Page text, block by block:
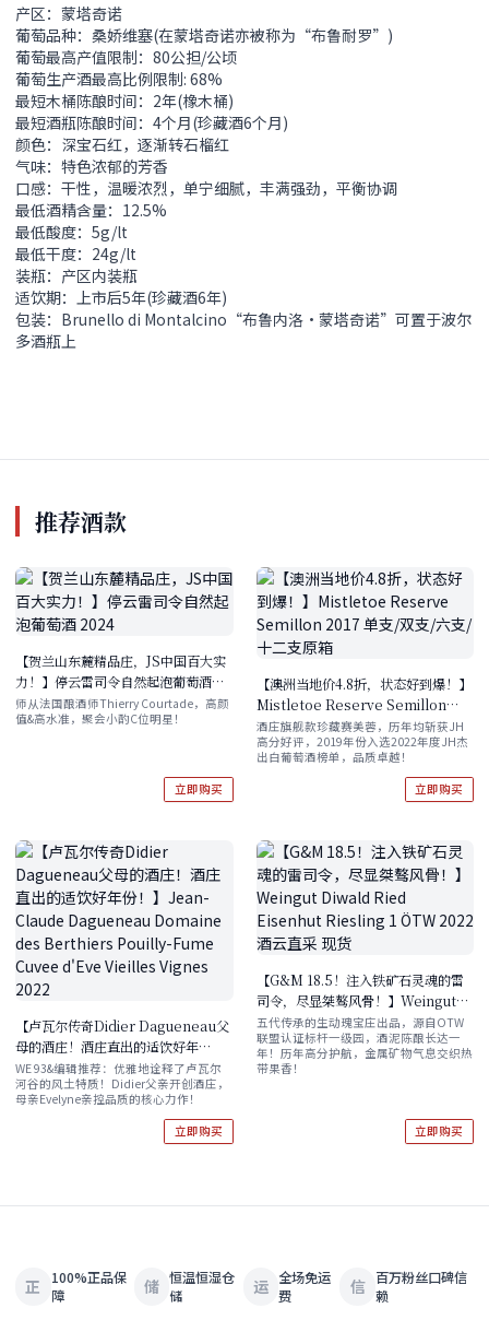
产区：蒙塔奇诺
葡萄品种：桑娇维塞(在蒙塔奇诺亦被称为“布鲁耐罗”)
葡萄最高产值限制：80公担/公顷
葡萄生产酒最高比例限制: 68%
最短木桶陈酿时间：2年(橡木桶)
最短酒瓶陈酿时间：4个月(珍藏酒6个月)
颜色：深宝石红，逐渐转石榴红
气味：特色浓郁的芳香
口感：干性，温暖浓烈，单宁细腻，丰满强劲，平衡协调
最低酒精含量：12.5%
最低酸度：5g/lt
最低干度：24g/lt
装瓶：产区内装瓶
适饮期：上市后5年(珍藏酒6年)
包装：Brunello di Montalcino“布鲁内洛•蒙塔奇诺”可置于波尔
多酒瓶上
推荐酒款
【贺兰山东麓精品庄，JS中国百大实
力！】停云雷司令自然起泡葡萄酒
2024
师从法国酿酒师Thierry Courtade，高颜
值&高水准，聚会小酌C位明星！
立即购买
【澳洲当地价4.8折，状态好到爆！】
Mistletoe Reserve Semillon
2017 单支/双支/六支/十二支原箱
酒庄旗舰款珍藏赛美蓉，历年均斩获JH
高分好评，2019年份入选2022年度JH杰
出白葡萄酒榜单，品质卓越！
立即购买
【卢瓦尔传奇Didier Dagueneau父
母的酒庄！酒庄直出的适饮好年
份！】Jean-Claude Dagueneau
Domaine des Berthiers Pouilly-
Fume Cuvee d'Eve Vieilles
WE 93&编辑推荐：优雅地诠释了卢瓦尔
河谷的风土特质！Didier父亲开创酒庄，
母亲Evelyne亲控品质的核心力作！
立即购买
【G&M 18.5！注入铁矿石灵魂的雷
司令，尽显桀骜风骨！】Weingut
Diwald Ried Eisenhut Riesling 1
ÖTW 2022 酒云直采 现货
五代传承的生动瑰宝庄出品，源自OTW
联盟认证标杆一级园，酒泥陈酿长达一
年！历年高分护航，金属矿物气息交织热
带果香！
立即购买
正
100%正品保
障
储 恒温恒湿仓
储
运 全场免运
费
信 百万粉丝口碑信
赖